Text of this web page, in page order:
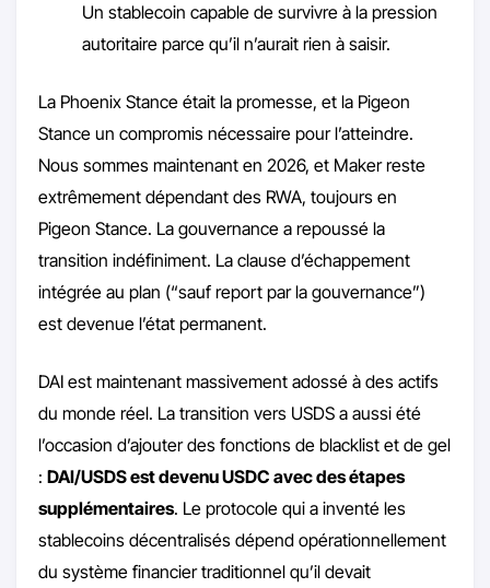
Un stablecoin capable de survivre à la pression
autoritaire parce qu’il n’aurait rien à saisir.
La Phoenix Stance était la promesse, et la Pigeon
Stance un compromis nécessaire pour l’atteindre.
Nous sommes maintenant en 2026, et Maker reste
extrêmement dépendant des RWA, toujours en
Pigeon Stance. La gouvernance a repoussé la
transition indéfiniment. La clause d’échappement
intégrée au plan (“sauf report par la gouvernance”)
est devenue l’état permanent.
DAI est maintenant massivement adossé à des actifs
du monde réel. La transition vers USDS a aussi été
l’occasion d’ajouter des fonctions de blacklist et de gel
: DAI/USDS est devenu USDC avec des étapes
supplémentaires. Le protocole qui a inventé les
stablecoins décentralisés dépend opérationnellement
du système financier traditionnel qu’il devait